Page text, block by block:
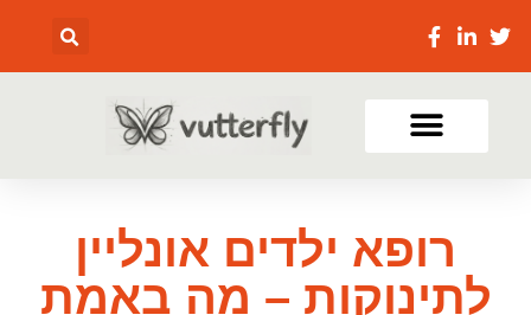
רופא ילדים אונליין
לתינוקות – מה באמת